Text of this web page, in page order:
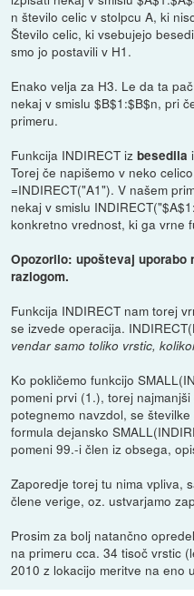
n število celic v stolpcu A, ki
Število celic, ki vsebujejo
smo jo postavili v H1.
Enako velja za H3. Le da ta
nekaj v smislu $B$1:$B$n, pri
primeru.
Funkcija INDIRECT izbesedila
Torej če napišemo v neko
=INDIRECT("A1"). V našem
nekaj v smislu
konkretno vrednost, ki ga vrne
Opozorilo: upoštevaj uporabo
razlogom.
Funkcija INDIRECT nam torej
se izvede operacija.
vendar samo toliko vrstic,
Ko pokličemo funkcijo
pomeni prvi (1.), torej
potegnemo navzdol, se
formula dejansko
pomeni 99.-i člen iz obsega,
Zaporedje torej tu nima vpliva,
člene verige, oz. ustvarjamo
Prosim za bolj natančno
na primeru cca. 34 tisoč vrstic
2010 z lokacijo meritve na eno